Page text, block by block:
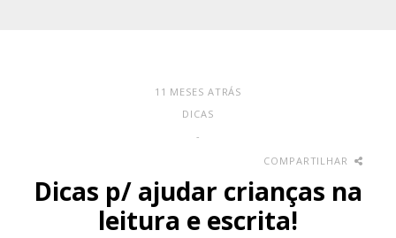
11 MESES ATRÁS
DICAS
-
COMPARTILHAR
Dicas p/ ajudar crianças na
leitura e escrita!